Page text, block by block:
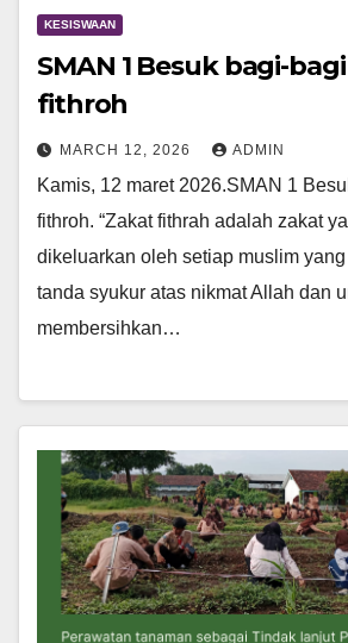
KESISWAAN
SMAN 1 Besuk bagi-
fithroh
MARCH 12, 2026 ADMIN
Kamis, 12 maret 2026.SMAN 1
fithroh. “Zakat fithrah adalah zakat
dikeluarkan oleh setiap muslim
tanda syukur atas nikmat Allah dan
membersihkan…